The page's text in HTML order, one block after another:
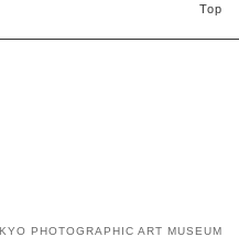
Top
PHOTOGRAPHIC ART MUSEUM